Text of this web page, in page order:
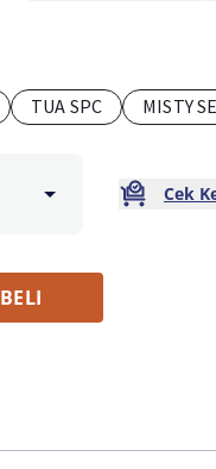
TUA SPC MISTY
Cek
BELI